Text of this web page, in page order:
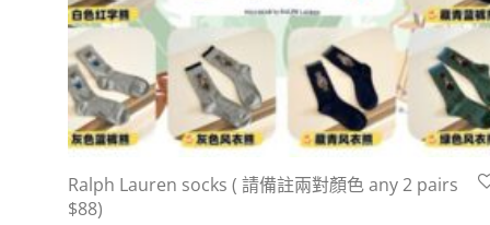
Ralph Lauren socks ( 請備註兩對顏色 any 2 pairs
$88)